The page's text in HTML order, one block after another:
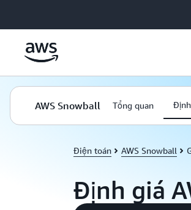
AWS Snowball Tổng quan
Điện toán AWS Snowball
Định giá